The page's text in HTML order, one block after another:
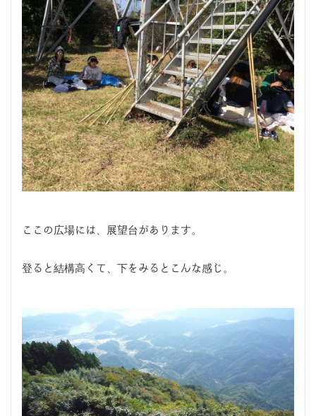
ここの広場には、展望台があります。
登ると結構高くて、下をみるとこんな感じ。